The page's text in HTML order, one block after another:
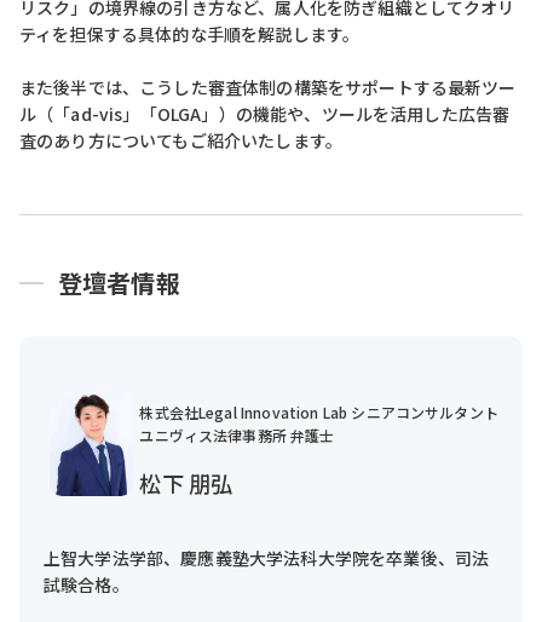
リスク」の境界線の引き方など、属人化を防ぎ組織としてクオリ
ティを担保する具体的な手順を解説します。
また後半では、こうした審査体制の構築をサポートする最新ツー
ル（「ad-vis」「OLGA」）の機能や、ツールを活用した広告審
査のあり方についてもご紹介いたします。
登壇者情報
株式会社Legal Innovation Lab シニアコンサルタント
ユニヴィス法律事務所 弁護士
松下 朋弘
上智大学法学部、慶應義塾大学法科大学院を卒業後、司法
試験合格。